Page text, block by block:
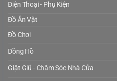
Điện Thoại - Phụ Kiện
Đồ Ăn Vặt
Đồ Chơi
Đồng Hồ
Giặt Giũ - Chăm Sóc Nhà Cửa